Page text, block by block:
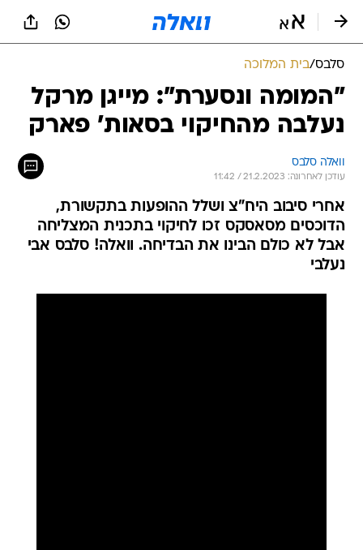
סלבס/בית המלוכה
"המומה ונסערת": מייגן מרקל
נעלבה מהחיקוי בסאות' פארק
וואלה סלבס
עודכן לאחרונה: 21.2.2023 / 11:42
אחרי סיבוב היח"צ ושלל ההופעות בתקשורת,
הדוכסים מסאסקס זכו לחיקוי בתכנית המצליחה
אבל לא כולם הבינו את הבדיחה. וואלה! סלבס אבי
נעלבי